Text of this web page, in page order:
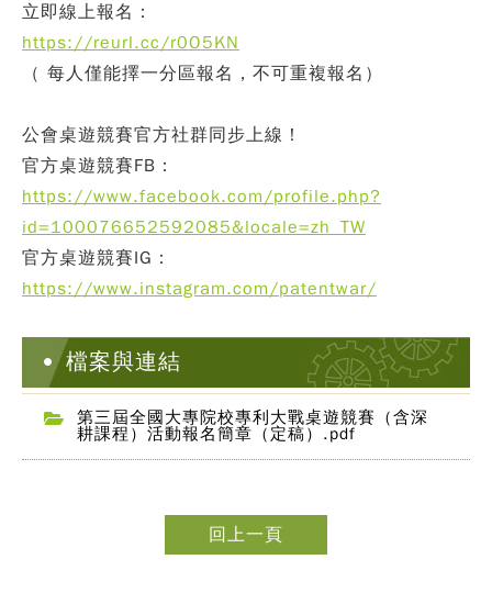
立即線上報名：
https://reurl.cc/r0O5KN
（ 每人僅能擇一分區報名，不可重複報名）
公會桌遊競賽官方社群同步上線！
官方桌遊競賽FB：
https://www.facebook.com/profile.php?
id=100076652592085&locale=zh_TW
官方桌遊競賽IG：
https://www.instagram.com/patentwar/
檔案與連結
第三屆全國大專院校專利大戰桌遊競賽（含深
耕課程）活動報名簡章（定稿）.pdf
回上一頁